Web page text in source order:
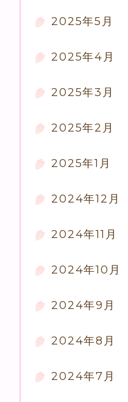
2025年5月
2025年4月
2025年3月
2025年2月
2025年1月
2024年12月
2024年11月
2024年10月
2024年9月
2024年8月
2024年7月